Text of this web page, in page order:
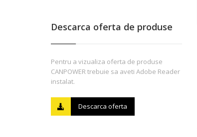
Descarca oferta de produse
Pentru a vizualiza oferta de produse
CANPOWER trebuie sa aveti Adobe Reader
instalat.
Descarca oferta